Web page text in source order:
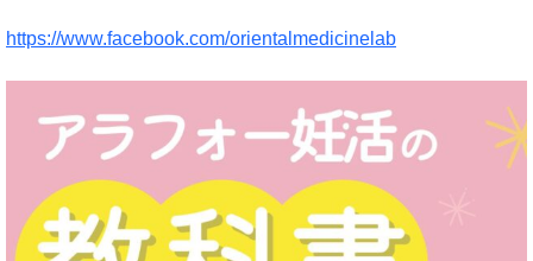
https://www.facebook.com/orientalmedicinelab